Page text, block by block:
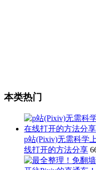
本类热门
p站(Pixiv)无需科学
线打开的方法分享